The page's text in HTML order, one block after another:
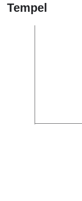
Tempel